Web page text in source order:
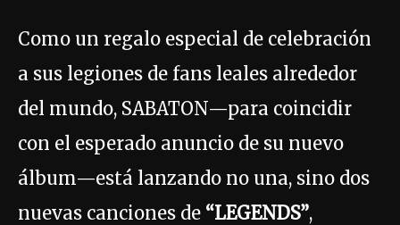
Como un regalo especial de celebración
a sus legiones de fans leales alrededor
del mundo, SABATON—para coincidir
con el esperado anuncio de su nuevo
álbum—está lanzando no una, sino dos
nuevas canciones de “LEGENDS”,